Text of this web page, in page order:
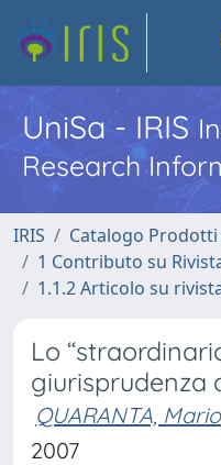
UniSa - IRIS
Research
IRIS
Catalogo Prodotti
1 Contributo su
1.1.2 Articolo su
Lo
giurisprudenza
QUARANTA, Mario
2007